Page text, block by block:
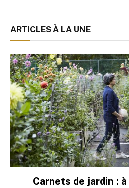
ARTICLES À LA UNE
Carnets de jardin :